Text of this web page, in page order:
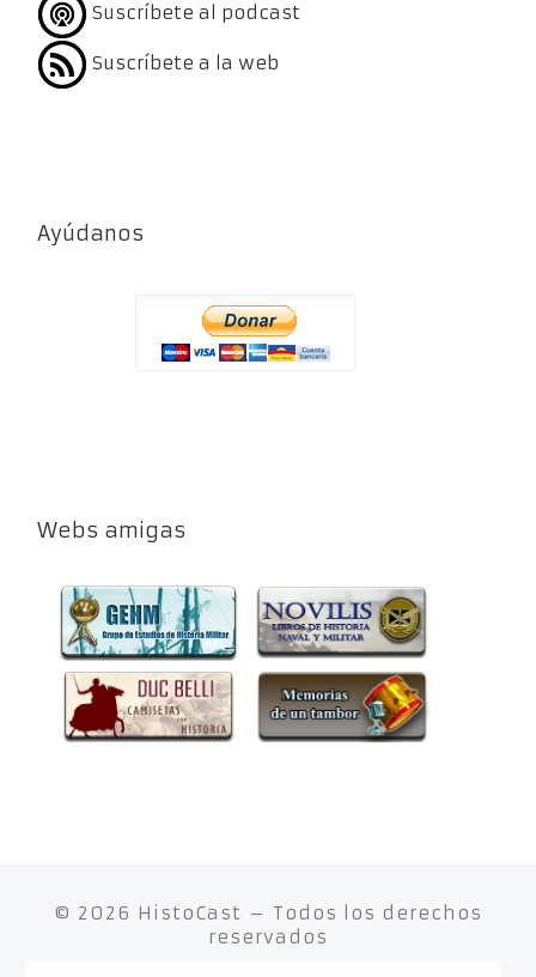
Suscríbete al podcast
Suscríbete a la web
Ayúdanos
Webs amigas
© 2026 HistoCast – Todos los derechos
reservados